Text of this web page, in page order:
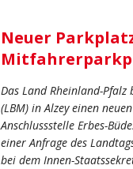
Neuer
Das Land Rheinland-
(LBM) in Alzey einen
Anschlussstelle Erbes-
einer Anfrage des
bei dem Innen-